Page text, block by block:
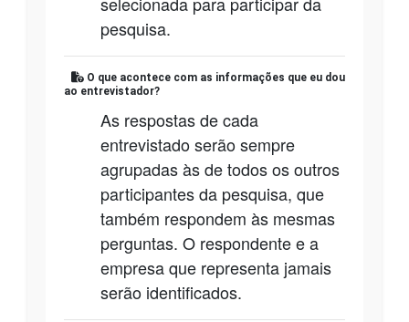
pesquisa.
O que acontece com as informações que eu dou
ao entrevistador?
As respostas de cada
entrevistado serão sempre
agrupadas às de todos os outros
participantes da pesquisa, que
também respondem às mesmas
perguntas. O respondente e a
empresa que representa jamais
serão identificados.